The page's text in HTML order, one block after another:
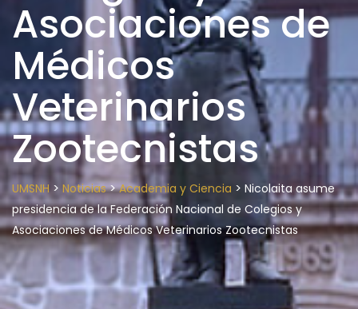
Asociaciones de
Médicos
Veterinarios
Zootecnistas
UMSNH > Noticias>Academia y Ciencia > Nicolaita asume
presidencia de la Federación Nacional de Colegios y
Asociaciones de Médicos Veterinarios Zootecnistas